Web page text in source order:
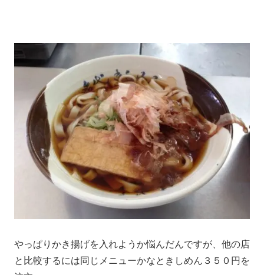
やっぱりかき揚げを入れようか悩んだんですが、他の店
と比較するには同じメニューかなときしめん３５０円を